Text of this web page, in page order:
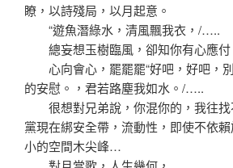
瞭，以詩殘局，以月起意。
“遊魚潛綠水，清風飄我衣，/…..
總妄想玉樹臨風，卻知你有心應付
心向會心，罷罷罷“好吧，好吧，
的安慰。，君若路塵我如水。/…..
很想對兄弟說，你混你的，我往找
黨現在綁安全帶，流動性，即使不依
小的空間木尖峰…